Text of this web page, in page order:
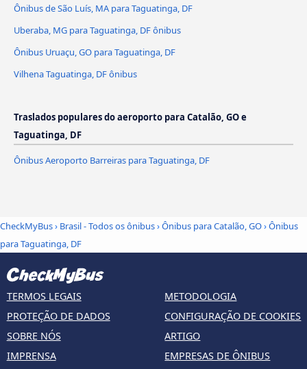
Ônibus de São Luís, MA para Taguatinga, DF
Uberaba, MG para Taguatinga, DF ônibus
Ônibus Uruaçu, GO para Taguatinga, DF
Vilhena Taguatinga, DF ônibus
Traslados populares do aeroporto para Catalão, GO e
Taguatinga, DF
Ônibus Aeroporto Barreiras para Taguatinga, DF
CheckMyBus› Brasil - Todos os ônibus›Ônibus para Catalão, GO›Ônibus
para Taguatinga, DF
TERMOS LEGAIS
PROTEÇÃO DE DADOS
SOBRE NÓS
IMPRENSA
METODOLOGIA
CONFIGURAÇÃO DE COOKIES
ARTIGO
EMPRESAS DE ÔNIBUS